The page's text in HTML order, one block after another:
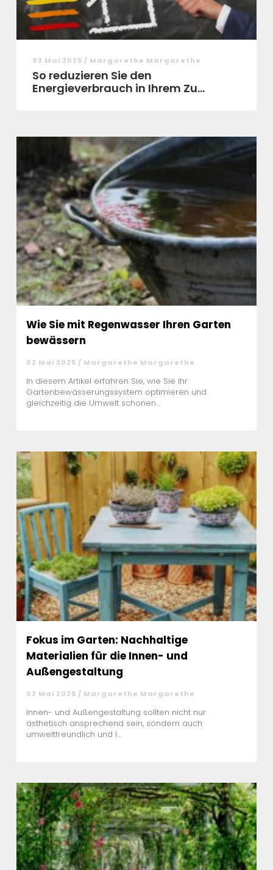
03 Mai 2025 / Margarethe Margarethe
So reduzieren Sie den
Energieverbrauch in Ihrem Zu...
Wie Sie mit Regenwasser Ihren Garten
bewässern
02 Mai 2025 / Margarethe Margarethe
In diesem Artikel erfahren Sie, wie Sie Ihr
Gartenbewässerungssystem optimieren und
gleichzeitig die Umwelt schonen...
Fokus im Garten: Nachhaltige
Materialien für die Innen- und
Außengestaltung
02 Mai 2025 / Margarethe Margarethe
Innen- und Außengestaltung sollten nicht nur
ästhetisch ansprechend sein, sondern auch
umweltfreundlich und l...